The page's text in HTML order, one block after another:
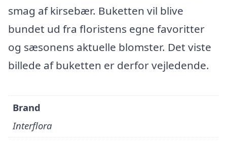
smag af kirsebær. Buketten vil blive
bundet ud fra floristens egne favoritter
og sæsonens aktuelle blomster. Det viste
billede af buketten er derfor vejledende.
Brand
Interflora